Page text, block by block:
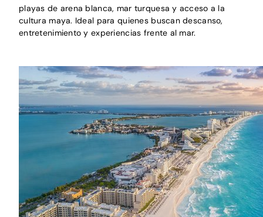
playas de arena blanca, mar turquesa y acceso a la
cultura maya. Ideal para quienes buscan descanso,
entretenimiento y experiencias frente al mar.